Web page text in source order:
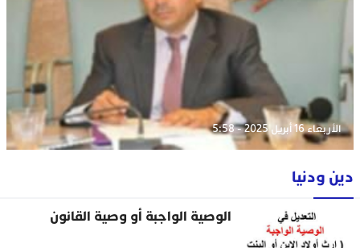
الأربعاء 16 أبريل 2025 - 5:58
دين ودنيا
الوصية الواجبة أو وصية القانون